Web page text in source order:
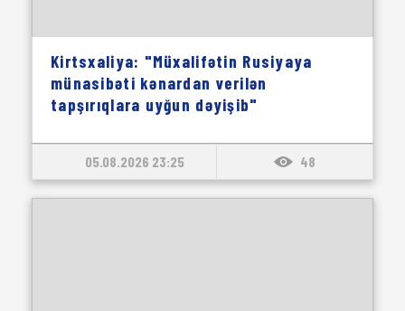
Kirtsxaliya: "Müxalifətin Rusiyaya
münasibəti kənardan verilən
tapşırıqlara uyğun dəyişib"
05.08.2026 23:25 48